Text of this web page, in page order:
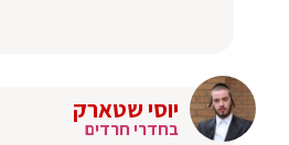
יוסי שטארק
בחדרי חרדים